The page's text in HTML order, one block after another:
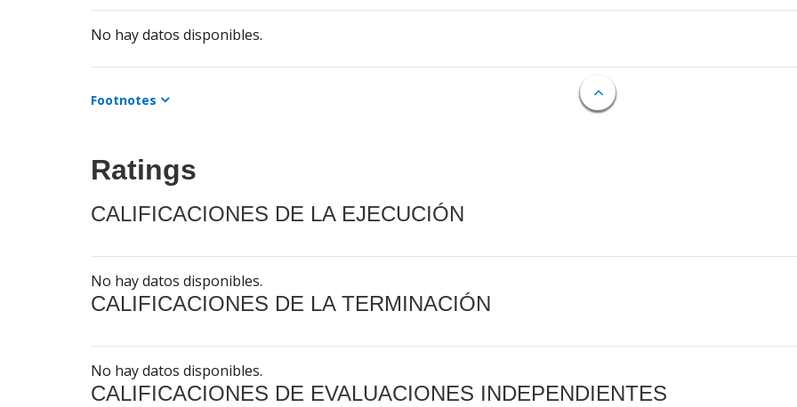
No hay datos disponibles.
Footnotes
Ratings
CALIFICACIONES DE LA EJECUCIÓN
No hay datos disponibles.
CALIFICACIONES DE LA TERMINACIÓN
No hay datos disponibles.
CALIFICACIONES DE EVALUACIONES INDEPENDIENTES